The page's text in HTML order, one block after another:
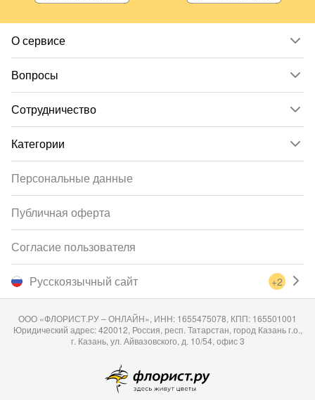
О сервисе
Вопросы
Сотрудничество
Категории
Русскоязычный сайт +2
Персональные данные
Публичная оферта
Согласие пользователя
ООО «ФЛОРИСТ.РУ – ОНЛАЙН», ИНН: 1655475078, КПП: 165501001
Юридический адрес: 420012, Россия, респ. Татарстан, город Казань г.о.,
г. Казань, ул. Айвазовского, д. 10/54, офис 3